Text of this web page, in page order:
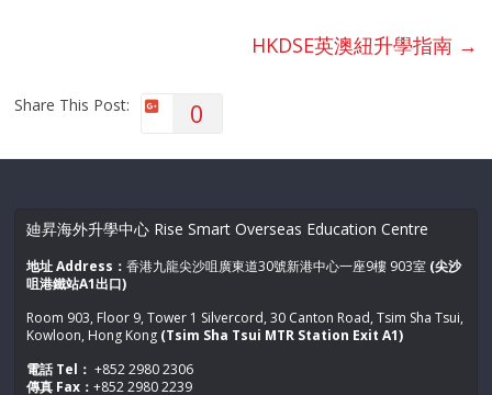
HKDSE英澳紐升學指南 →
Share This Post: 0
廸昇海外升學中心 Rise Smart Overseas Education Centre
地址 Address：香港九龍尖沙咀廣東道30號新港中心一座9樓 903室 (尖沙
咀港鐵站A1出口)
Room 903, Floor 9, Tower 1 Silvercord, 30 Canton Road, Tsim Sha Tsui,
Kowloon, Hong Kong (Tsim Sha Tsui MTR Station Exit A1)
電話 Tel： +852 2980 2306
傳真 Fax：+852 2980 2239